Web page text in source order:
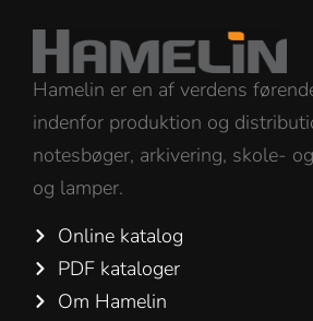
Hamelin er en af verdens
indenfor produktion og
notesbøger, arkivering, skole-
og lamper.
Online katalog
PDF kataloger
Om Hamelin